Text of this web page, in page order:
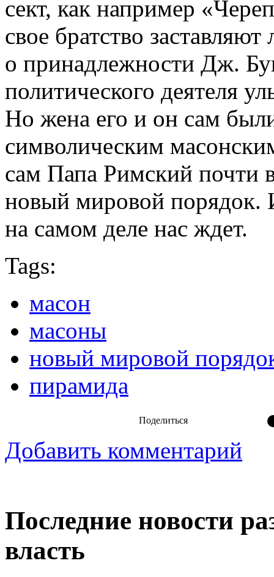
сект, как например
свое братство
о принадлежности Дж.
политического деятеля
Но жена его и он сам
символическим
сам Папа Римский почти
новый мировой порядок.
на самом деле нас ждет.
Tags:
масон
масоны
новый мировой
пирамида
Поделиться
Добавить комментарий
Последние новости
власть